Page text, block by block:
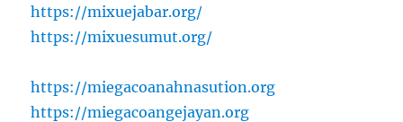
https://mixuejabar.org/
https://mixuesumut.org/
https://miegacoanahnasution.org
https://miegacoangejayan.org